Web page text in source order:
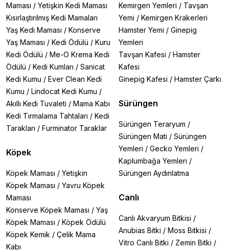
Maması / Yetişkin Kedi Maması
Kısırlaştırılmış Kedi Mamaları
Yaş Kedi Maması / Konserve
Yaş Maması / Kedi Ödülü / Kuru
Kedi Ödülü / Me-O Krema Kedi
Ödülü / Kedi Kumları / Sanicat
Kedi Kumu / Ever Clean Kedi
Kumu / Lindocat Kedi Kumu /
Akıllı Kedi Tuvaleti / Mama Kabı
Kedi Tırmalama Tahtaları / Kedi
Tarakları / Furminator Taraklar
Köpek
Köpek Maması / Yetişkin
Köpek Maması / Yavru Köpek
Maması
Konserve Köpek Maması / Yaş
Köpek Maması / Köpek Ödülü
Köpek Kemik / Çelik Mama
Kabı
Kemirgen Yemleri / Tavşan
Yemi / Kemirgen Krakerleri
Hamster Yemi / Ginepig
Yemleri
Tavşan Kafesi / Hamster
Kafesi
Ginepig Kafesi / Hamster Çarkı
Sürüngen
Sürüngen Teraryum /
Sürüngen Matı / Sürüngen
Yemleri / Gecko Yemleri /
Kaplumbağa Yemleri /
Sürüngen Aydınlatma
Canlı
Canlı Akvaryum Bitkisi /
Anubias Bitki / Moss Bitkisi /
Vitro Canlı Bitki / Zemin Bitki /